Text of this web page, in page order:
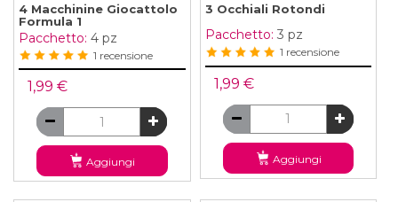
4 Macchinine Giocattolo
Formula 1
Pacchetto: 4 pz
1 recensione
1,99 €
Aggiungi
3 Occhiali Rotondi
Pacchetto: 3 pz
1 recensione
1,99 €
Aggiungi